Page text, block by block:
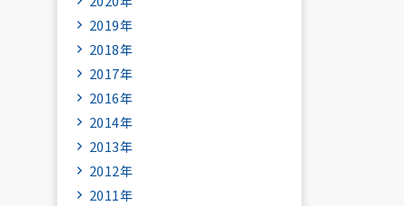
2019年
2018年
2017年
2016年
2014年
2013年
2012年
2011年